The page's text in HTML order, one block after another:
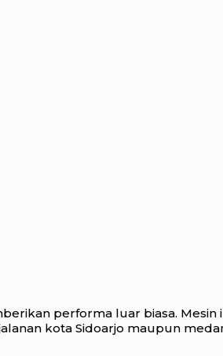
performa luar biasa.
kota Sidoarjo maupun